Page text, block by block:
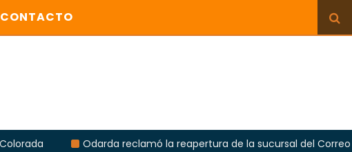
CONTACTO
Odarda reclamó la reapertura de la sucursal del Correo Argentino